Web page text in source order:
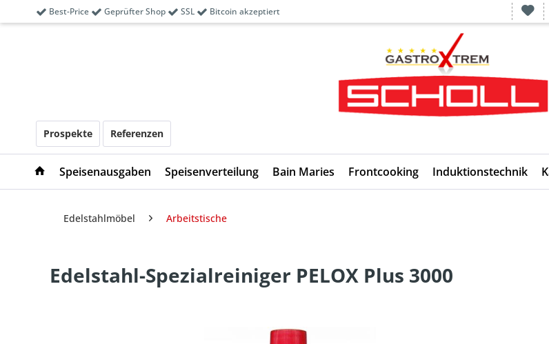
Best-Price Geprüfter Shop SSL Bitcoin akzeptiert
Prospekte Referenzen
Speisenausgaben Speisenverteilung Bain Maries Frontcooking Induktionstechnik
Edelstahlmöbel Arbeitstische
Edelstahl-Spezialreiniger PELOX Plus 3000